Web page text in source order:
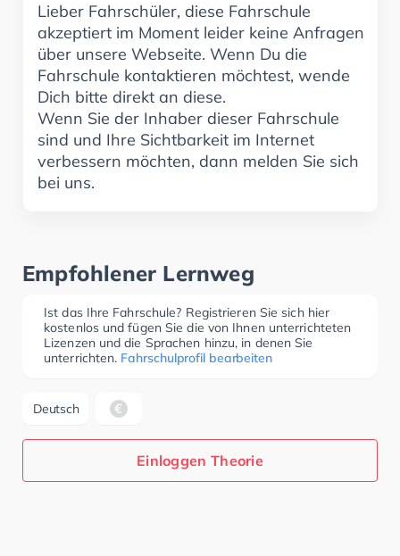
Lieber Fahrschüler, diese Fahrschule
akzeptiert im Moment leider keine Anfragen
über unsere Webseite. Wenn Du die
Fahrschule kontaktieren möchtest, wende
Dich bitte direkt an diese.
Wenn Sie der Inhaber dieser Fahrschule
sind und Ihre Sichtbarkeit im Internet
verbessern möchten, dann melden Sie sich
bei uns.
Empfohlener Lernweg
Ist das Ihre Fahrschule? Registrieren Sie sich hier
kostenlos und fügen Sie die von Ihnen unterrichteten
Lizenzen und die Sprachen hinzu, in denen Sie
unterrichten. Fahrschulprofil bearbeiten
Deutsch
Einloggen Theorie